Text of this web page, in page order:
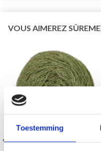
Toestemming
VOUS AIMEREZ